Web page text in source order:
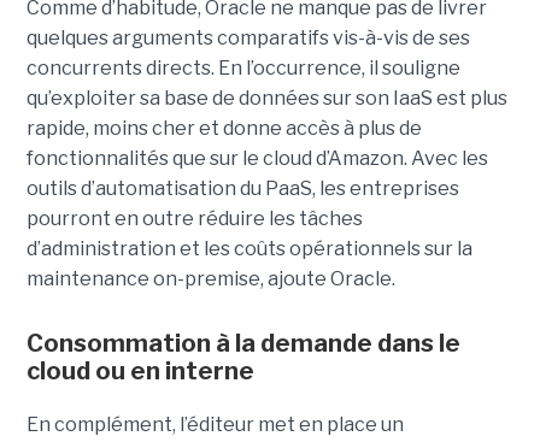
Comme d’habitude, Oracle ne manque pas de livrer
quelques arguments comparatifs vis-à-vis de ses
concurrents directs. En l’occurrence, il souligne
qu’exploiter sa base de données sur son IaaS est plus
rapide, moins cher et donne accès à plus de
fonctionnalités que sur le cloud d’Amazon. Avec les
outils d’automatisation du PaaS, les entreprises
pourront en outre réduire les tâches
d’administration et les coûts opérationnels sur la
maintenance on-premise, ajoute Oracle.
Consommation à la demande dans le
cloud ou en interne
En complément, l’éditeur met en place un